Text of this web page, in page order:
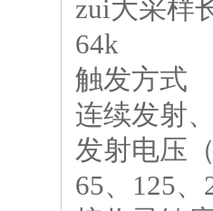
zui大采样
64k
触发方式
连续发射
发射电压
65、125